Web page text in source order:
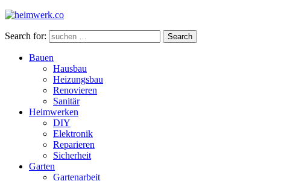
Search for: Search
Bauen
Hausbau
Heizungsbau
Renovieren
Sanitär
Heimwerken
DIY
Elektronik
Reparieren
Sicherheit
Garten
Gartenarbeit